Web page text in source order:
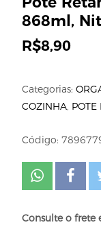
868ml,
R$8,90
Categorias:
COZINHA, POTE
Código:
Consulte o frete